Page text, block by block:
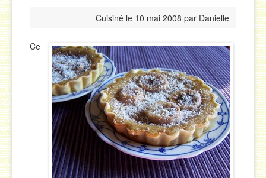
Plats
Salades
Sauces
Soupes & Potages
Trucs & Astuces
Cuisiné le 10 mai 2008 par Danielle
Ce